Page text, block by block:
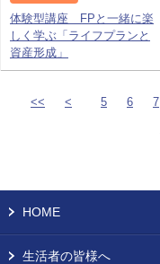
体験型講座 FPと一緒に楽
しく学ぶ「ライフプランと
資産形成」
<< < 5 6 7
HOME
生活者の皆様へ